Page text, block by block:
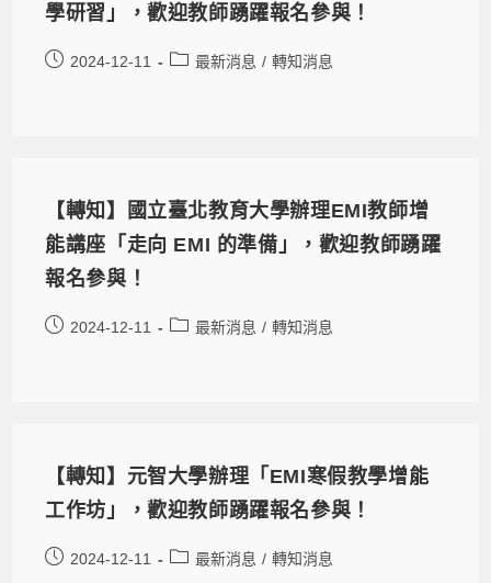
學研習」，歡迎教師踴躍報名參與！
2024-12-11 最新消息 / 轉知消息
【轉知】國立臺北教育大學辦理EMI教師增
能講座「走向 EMI 的準備」，歡迎教師踴躍
報名參與！
2024-12-11 最新消息 / 轉知消息
【轉知】元智大學辦理「EMI寒假教學增能
工作坊」，歡迎教師踴躍報名參與！
2024-12-11 最新消息 / 轉知消息